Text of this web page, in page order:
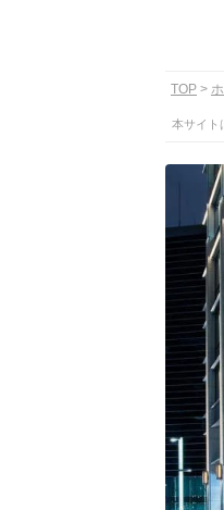
TOP
本サイト